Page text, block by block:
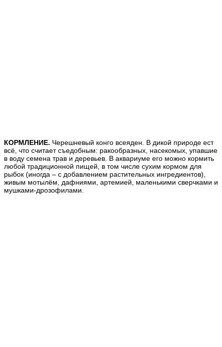
КОРМЛЕНИЕ. Черешневый конго всеяден.
В дикой природе ест
всё, что считает съедобным: ракообразных, насекомых, упавшие
в воду семена трав и деревьев. В аквариуме его можно кормить
любой традиционной пищей, в том числе сухим кормом для
рыбок (иногда – с добавлением растительных ингредиентов),
живым мотылём, дафниями, артемией, маленькими сверчками и
мушками-дрозофилами.